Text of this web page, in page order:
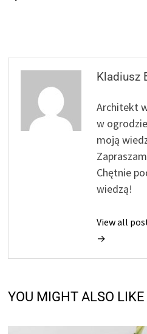
Kladiusz
Architekt
w
moją
Chętnie
wiedzą!
View all
→
YOU MIGHT ALSO LIKE